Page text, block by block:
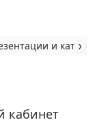
›
и
кабинет